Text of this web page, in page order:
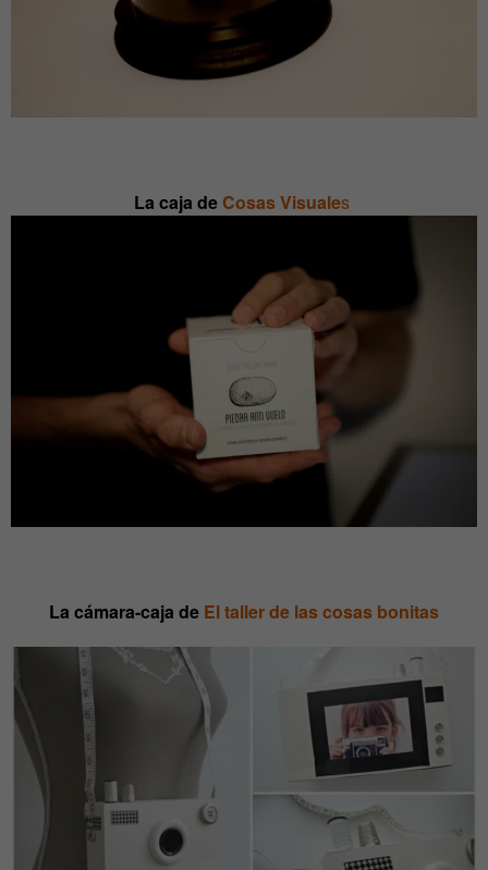
La caja deCosas Visuales
La cámara-caja de El taller de las cosas bonitas